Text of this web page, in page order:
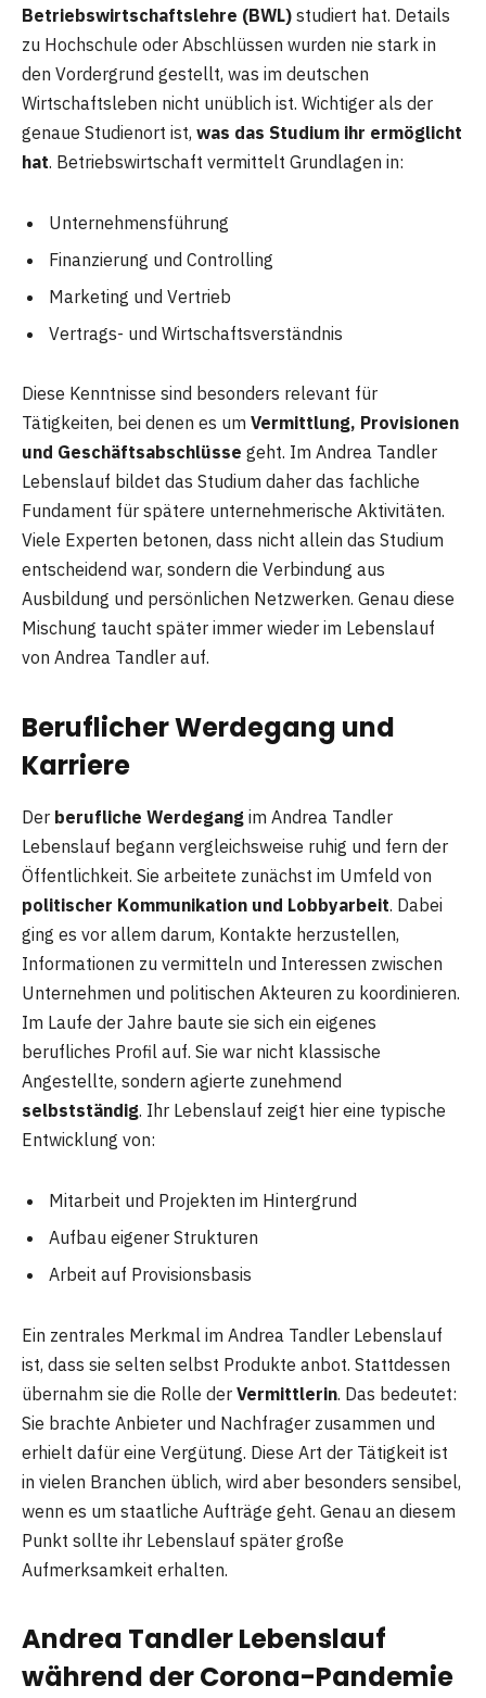
Betriebswirtschaftslehre (BWL) studiert hat. Details
zu Hochschule oder Abschlüssen wurden nie stark in
den Vordergrund gestellt, was im deutschen
Wirtschaftsleben nicht unüblich ist. Wichtiger als der
genaue Studienort ist, was das Studium ihr ermöglicht
hat. Betriebswirtschaft vermittelt Grundlagen in:
Unternehmensführung
Finanzierung und Controlling
Marketing und Vertrieb
Vertrags- und Wirtschaftsverständnis
Diese Kenntnisse sind besonders relevant für
Tätigkeiten, bei denen es um Vermittlung, Provisionen
und Geschäftsabschlüsse geht. Im Andrea Tandler
Lebenslauf bildet das Studium daher das fachliche
Fundament für spätere unternehmerische Aktivitäten.
Viele Experten betonen, dass nicht allein das Studium
entscheidend war, sondern die Verbindung aus
Ausbildung und persönlichen Netzwerken. Genau diese
Mischung taucht später immer wieder im Lebenslauf
von Andrea Tandler auf.
Beruflicher Werdegang und
Karriere
Der berufliche Werdegang im Andrea Tandler
Lebenslauf begann vergleichsweise ruhig und fern der
Öffentlichkeit. Sie arbeitete zunächst im Umfeld von
politischer Kommunikation und Lobbyarbeit. Dabei
ging es vor allem darum, Kontakte herzustellen,
Informationen zu vermitteln und Interessen zwischen
Unternehmen und politischen Akteuren zu koordinieren.
Im Laufe der Jahre baute sie sich ein eigenes
berufliches Profil auf. Sie war nicht klassische
Angestellte, sondern agierte zunehmend
selbstständig. Ihr Lebenslauf zeigt hier eine typische
Entwicklung von:
Mitarbeit und Projekten im Hintergrund
Aufbau eigener Strukturen
Arbeit auf Provisionsbasis
Ein zentrales Merkmal im Andrea Tandler Lebenslauf
ist, dass sie selten selbst Produkte anbot. Stattdessen
übernahm sie die Rolle der Vermittlerin. Das bedeutet:
Sie brachte Anbieter und Nachfrager zusammen und
erhielt dafür eine Vergütung. Diese Art der Tätigkeit ist
in vielen Branchen üblich, wird aber besonders sensibel,
wenn es um staatliche Aufträge geht. Genau an diesem
Punkt sollte ihr Lebenslauf später große
Aufmerksamkeit erhalten.
Andrea Tandler Lebenslauf
während der Corona-Pandemie